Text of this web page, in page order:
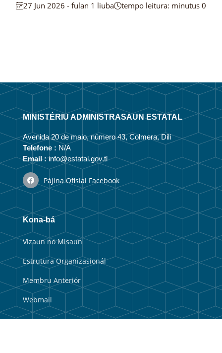
27 Jun 2026 - fulan 1 liuba tempo leitura: minutus 0
MINISTÉRIU ADMINISTRASAUN ESTATAL
Avenida 20 de maio, número 43, Colmera, Dili
Telefone : N/A
Email :info@estatal.gov.tl
Pájina Ofisial Facebook
Kona-bá
Vizaun no Misaun
Estrutura Organizasionál
Membru Anteriór
Webmail